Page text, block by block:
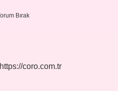
Bırak
https://coro.com.tr